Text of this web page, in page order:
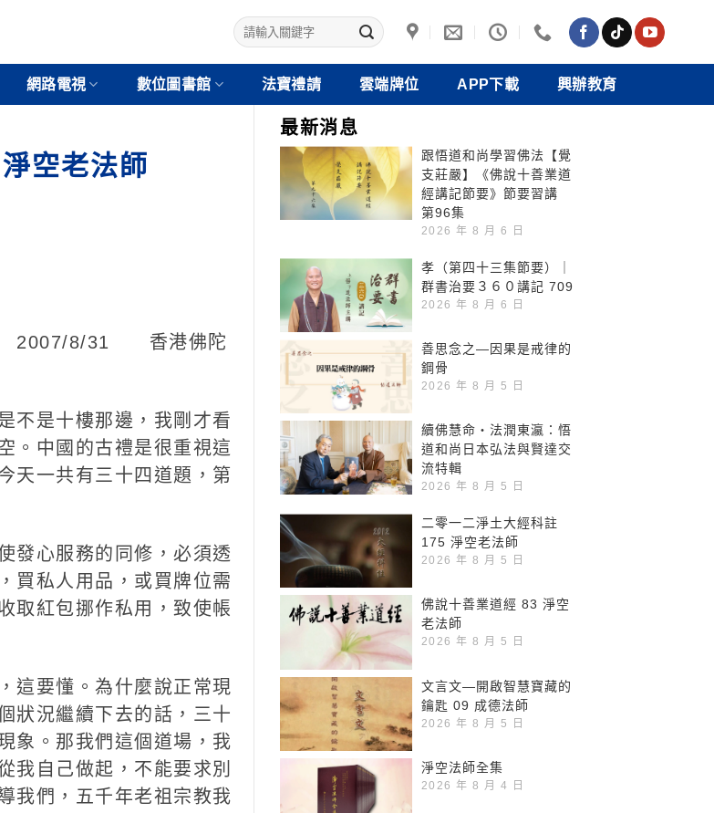
網路電視 數位圖書館 法寶禮請 雲端牌位 APP下載 興辦教育
空老法師
2007/8/31 香港佛陀
是十樓那邊，我剛才看
。中國的古禮是很重視這
天一共有三十四道題，第
心服務的同修，必須透
買私人用品，或買牌位需
取紅包挪作私用，致使帳
要懂。為什麼說正常現
狀況繼續下去的話，三十
象。那我們這個道場，我
我自己做起，不能要求別
我們，五千年老祖宗教我
最新消息
跟悟道和尚學習佛法【覺
支莊嚴】《佛說十善業道
經講記節要》節要習講
第96集
2026 年 8 月 6 日
孝（第四十三集節要）｜
群書治要３６０講記 709
2026 年 8 月 6 日
善思念之—因果是戒律的
鋼骨
2026 年 8 月 5 日
續佛慧命‧法潤東瀛：悟
道和尚日本弘法與賢達交
流特輯
2026 年 8 月 5 日
二零一二淨土大經科註
175 淨空老法師
2026 年 8 月 5 日
佛說十善業道經 83 淨空
老法師
2026 年 8 月 5 日
文言文—開啟智慧寶藏的
鑰匙 09 成德法師
2026 年 8 月 5 日
淨空法師全集
2026 年 8 月 4 日